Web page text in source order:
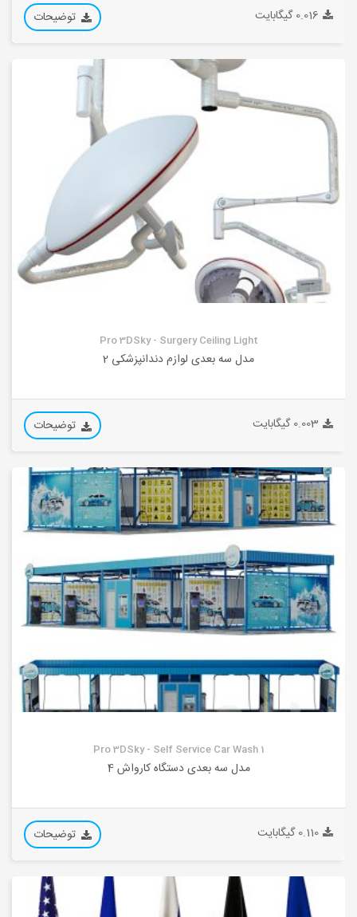
0.016 گیگابایت توضیحات
Pro 3DSky - Surgery Ceiling Light
مدل سه بعدی لوازم دندانپزشکی 2
0.003 گیگابایت توضیحات
Pro 3DSky - Self Service Car Wash 1
مدل سه بعدی دستگاه کارواش 4
0.110 گیگابایت توضیحات